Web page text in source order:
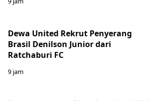
Dewa United Rekrut Penyerang
Brasil Denilson Junior dari
Ratchaburi FC
9 jam